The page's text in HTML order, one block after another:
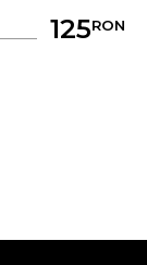
125RON